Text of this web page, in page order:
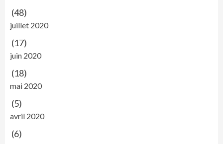
(48)
juillet 2020
(17)
juin 2020
(18)
mai 2020
(5)
avril 2020
(6)